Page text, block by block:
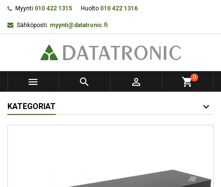
Myynti 010 422 1315 Huolto 010 422 1316
Sähköposti: myynti@datatronic.fi
   shopping_cart0
KATEGORIAT